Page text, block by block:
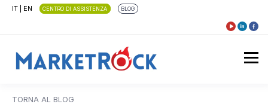
IT EN CENTRO DI ASSISTENZA BLOG
TORNA AL BLOG